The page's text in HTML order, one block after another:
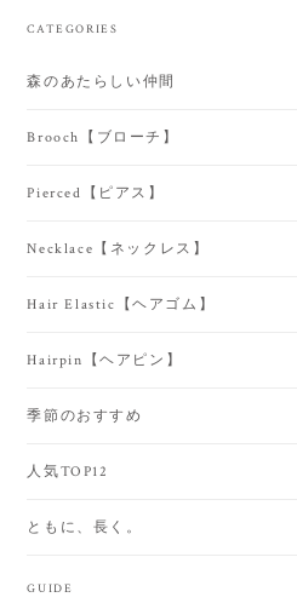
CATEGORIES
森のあたらしい仲間
Brooch【ブローチ】
Pierced【ピアス】
Necklace【ネックレス】
Hair Elastic【ヘアゴム】
Hairpin【ヘアピン】
季節のおすすめ
人気TOP12
ともに、長く。
GUIDE